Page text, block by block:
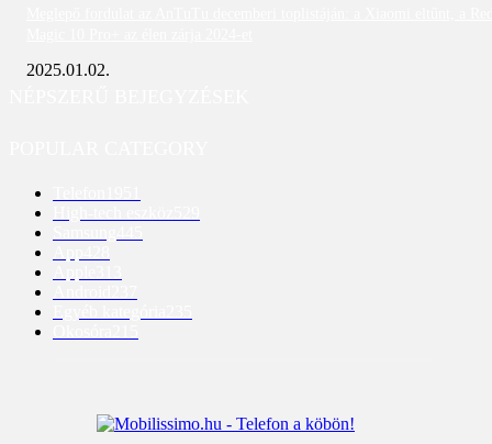
2025.01.02.